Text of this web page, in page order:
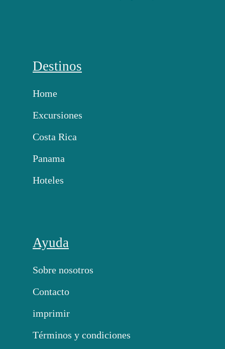
Destinos
Home
Excursiones
Costa Rica
Panama
Hoteles
Ayuda
Sobre nosotros
Contacto
imprimir
Términos y condiciones